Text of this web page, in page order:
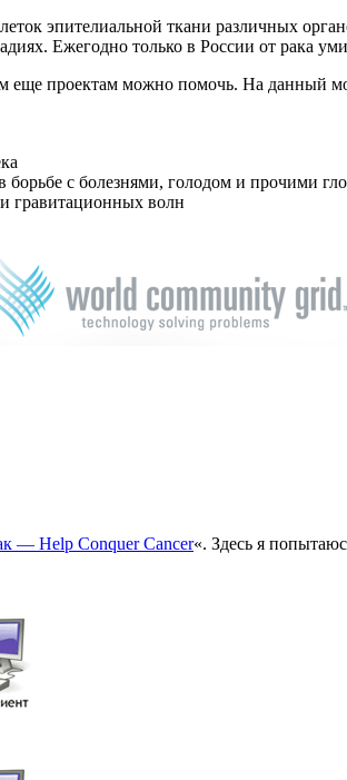
эпителиальной ткани различных
Ежегодно только в России от рака
еще проектам можно помочь. На данный
с болезнями, голодом и прочими
гравитационных волн
— Help Conquer Cancer«. Здесь я